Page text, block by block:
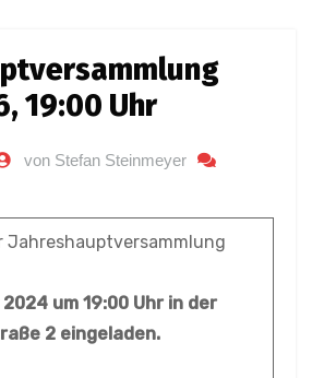
19:00 Uhr
von Stefan Steinmeyer
um 19:00 Uhr in der
2 eingeladen.